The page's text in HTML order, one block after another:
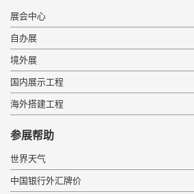
展会中心
自办展
境外展
国内展示工程
海外搭建工程
参展帮助
世界天气
中国银行外汇牌价